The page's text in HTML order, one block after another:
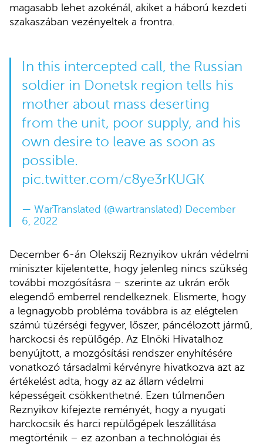
magasabb lehet azokénál, akiket a háború kezdeti
szakaszában vezényeltek a frontra.
In this intercepted call, the Russian
soldier in Donetsk region tells his
mother about mass deserting
from the unit, poor supply, and his
own desire to leave as soon as
possible.
pic.twitter.com/c8ye3rKUGK
— WarTranslated (@wartranslated) December
6, 2022
December 6-án Olekszij Reznyikov ukrán védelmi
miniszter kijelentette, hogy jelenleg nincs szükség
további mozgósításra – szerinte az ukrán erők
elegendő emberrel rendelkeznek. Elismerte, hogy
a legnagyobb probléma továbbra is az elégtelen
számú tüzérségi fegyver, lőszer, páncélozott jármű,
harckocsi és repülőgép. Az Elnöki Hivatalhoz
benyújtott, a mozgósítási rendszer enyhítésére
vonatkozó társadalmi kérvényre hivatkozva azt az
értékelést adta, hogy az az állam védelmi
képességeit csökkenthetné. Ezen túlmenően
Reznyikov kifejezte reményét, hogy a nyugati
harckocsik és harci repülőgépek leszállítása
megtörténik – ez azonban a technológiai és